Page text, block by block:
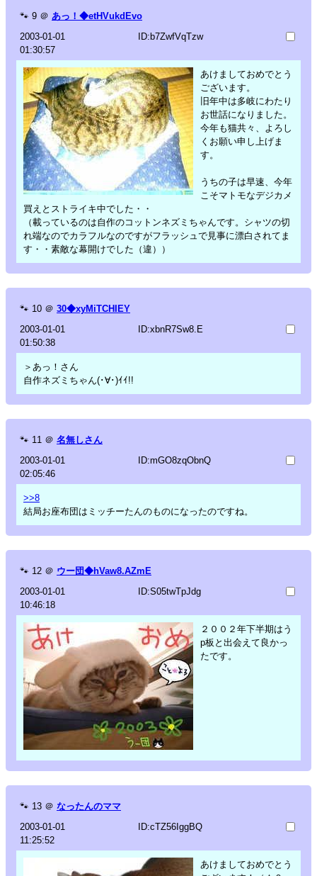
🐾 9 ＠ あっ！◆etHVukdEvo
2003-01-01
01:30:57
ID:b7ZwfVqTzw
あけましておめでとう
ございます。
旧年中は多岐にわたり
お世話になりました。
今年も猫共々、よろし
くお願い申し上げま
す。
うちの子は早速、今年
こそマトモなデジカメ
買えとストライキ中でした・・
（載っているのは自作のコットンネズミちゃんです。シャツの切
れ端なのでカラフルなのですがフラッシュで見事に漂白されてま
す・・素敵な幕開けでした（違））
🐾 10 ＠ 30◆xyMiTCHIEY
2003-01-01
01:50:38
ID:xbnR7Sw8.E
＞あっ！さん
自作ネズミちゃん(･∀･)ｲｲ!!
🐾 11 ＠ 名無しさん
2003-01-01
02:05:46
ID:mGO8zqObnQ
>>8
結局お座布団はミッチーたんのものになったのですね。
🐾 12 ＠ ウー団◆hVaw8.AZmE
2003-01-01
10:46:18
ID:S05twTpJdg
２００２年下半期はう
p板と出会えて良かっ
たです。
🐾 13 ＠ なったんのママ
2003-01-01
11:25:52
ID:cTZ56IggBQ
あけましておめでとう